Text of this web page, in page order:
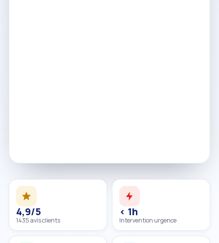
4,9/5
1435 avis clients
< 1h
Intervention urgence